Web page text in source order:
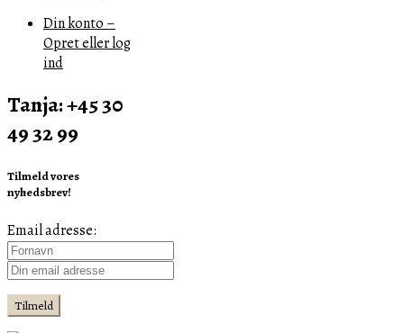
Din konto –
Opret eller log
ind
Tanja: +45 30
49 32 99
Tilmeld vores
nyhedsbrev!
Email adresse: